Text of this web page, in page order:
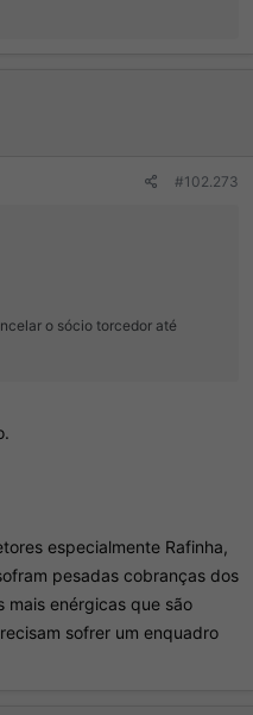
#102.273
o sócio torcedor até
especialmente Rafinha,
pesadas cobranças dos
mais enérgicas que são
sofrer um enquadro